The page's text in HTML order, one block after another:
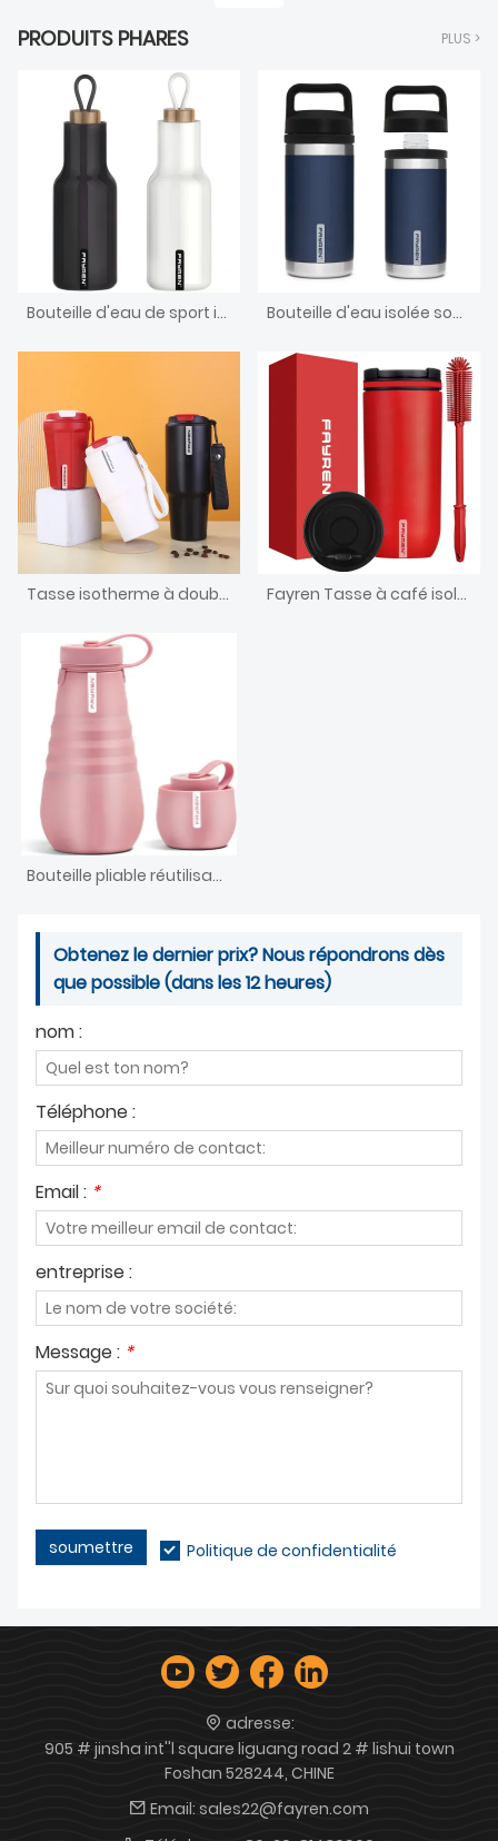
PRODUITS PHARES PLUS >
Bouteille d'eau de sport isolée à boire avec couvercle en bambou Bouteille d'eau isolée sous vide en acier inoxydable avec bouchon Chug
Tasse isotherme à double paroi, gobelet de voyage en acier inoxydable, tasse à café avec couvercle et sangle Fayren Tasse à café isolée en acier inoxydable anti-déversement avec couvercle à bouton rotatif de 500 ml, garde les boissons froides pendant 24 heures et chaudes pendant 12 heures
Bouteille pliable réutilisable
Obtenez le dernier prix? Nous répondrons dès
que possible (dans les 12 heures)
nom :
Téléphone :
Email : *
entreprise :
Message : *
soumettre Politique de confidentialité
adresse:
905 # jinsha int''l square liguang road 2 # lishui town
Foshan 528244, CHINE
Email: sales22@fayren.com